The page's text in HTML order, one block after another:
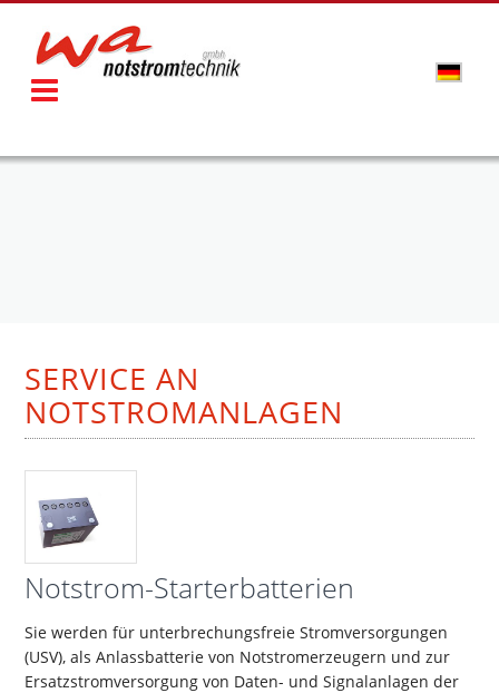
SERVICE AN
NOTSTROMANLAGEN
Notstrom-Starterbatterien
Sie werden für unterbrechungsfreie Stromversorgungen
(USV), als Anlassbatterie von Notstromerzeugern und zur
Ersatzstromversorgung von Daten- und Signalanlagen der